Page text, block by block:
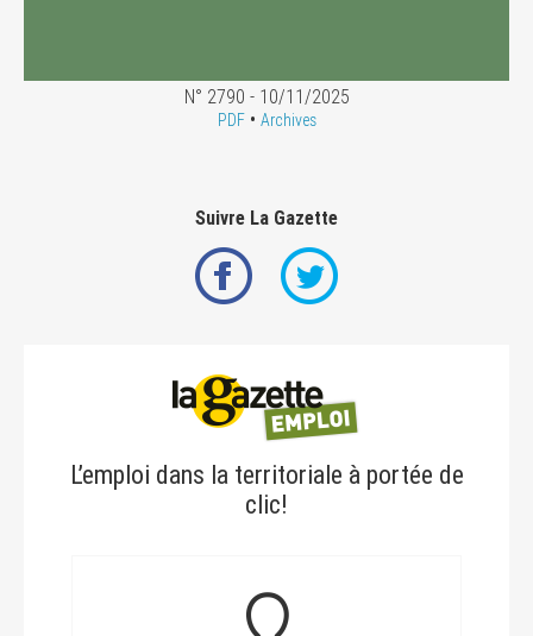
N° 2790 - 10/11/2025
PDF• Archives
Suivre La Gazette
L’emploi dans la territoriale à portée de
clic!